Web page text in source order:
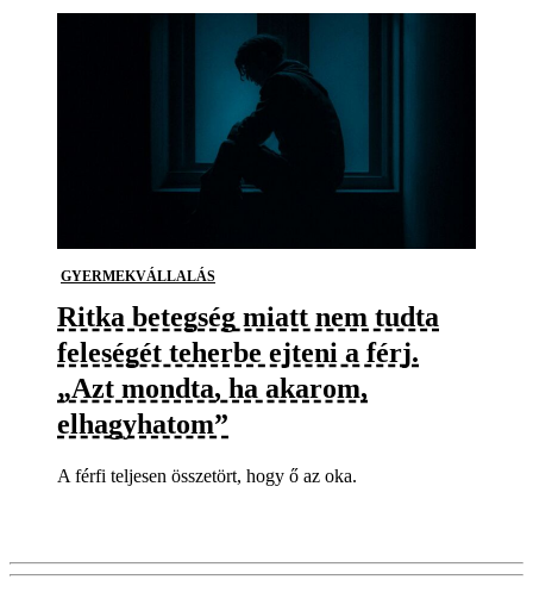
GYERMEKVÁLLALÁS
Ritka betegség miatt nem tudta
feleségét teherbe ejteni a férj.
„Azt mondta, ha akarom,
elhagyhatom”
A férfi teljesen összetört, hogy ő az oka.